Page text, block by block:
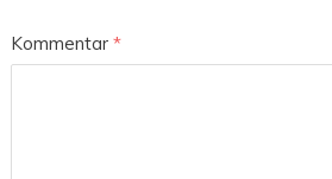
Kommentar *